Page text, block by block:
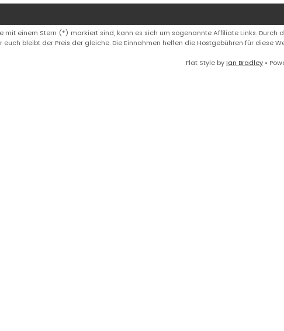
mit einem Stern (*) markiert sind, kann es sich um sogenannte Affiliate Links. Durch
bleibt der Preis der gleiche. Die Einnahmen helfen die Hostgebühren für diese
Flat Style by Ian Bradley •